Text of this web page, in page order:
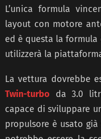
L’unica formula
layout con motore
ed è questa la
utilizzerà la
La vettura dovrebbe
Twin-turbo da 3.0
capace di sviluppare
propulsore è usato